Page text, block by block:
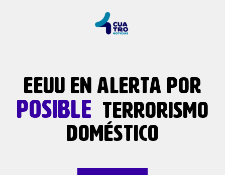
EEUU EN ALERTA POR
POSIBLE TERRORISMO
DOMÉSTICO